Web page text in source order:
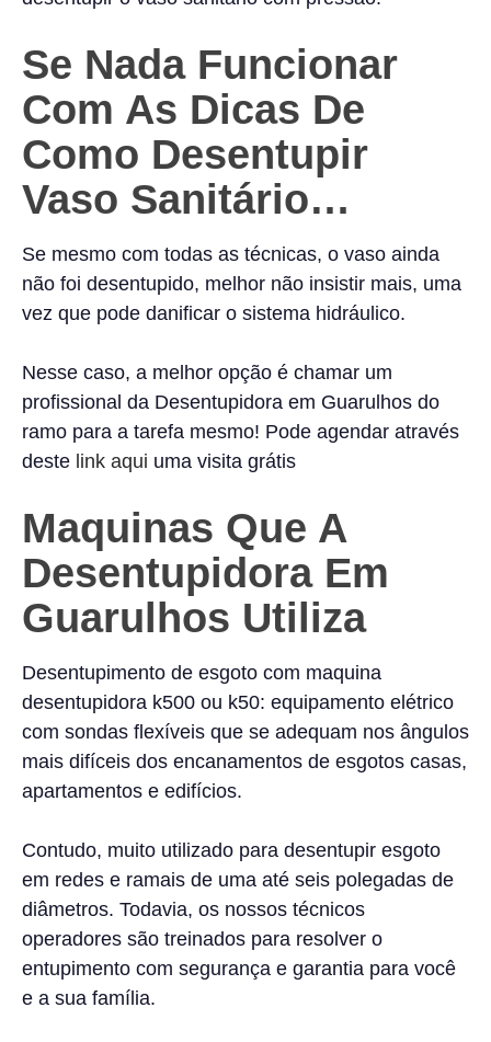
Se Nada Funcionar
Com As Dicas De
Como Desentupir
Vaso Sanitário…
Se mesmo com todas as técnicas, o vaso ainda
não foi desentupido, melhor não insistir mais, uma
vez que pode danificar o sistema hidráulico.
Nesse caso, a melhor opção é chamar um
profissional da Desentupidora em Guarulhos do
ramo para a tarefa mesmo! Pode agendar através
deste link aqui uma visita grátis
Maquinas Que A
Desentupidora Em
Guarulhos Utiliza
Desentupimento de esgoto com maquina
desentupidora k500 ou k50: equipamento elétrico
com sondas flexíveis que se adequam nos ângulos
mais difíceis dos encanamentos de esgotos casas,
apartamentos e edifícios.
Contudo, muito utilizado para desentupir esgoto
em redes e ramais de uma até seis polegadas de
diâmetros. Todavia, os nossos técnicos
operadores são treinados para resolver o
entupimento com segurança e garantia para você
e a sua família.